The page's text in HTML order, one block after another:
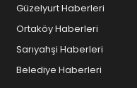
Güzelyurt Haberleri
Ortaköy Haberleri
Sarıyahşi Haberleri
Belediye Haberleri